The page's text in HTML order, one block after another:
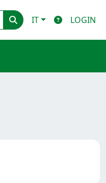
IT LOGIN